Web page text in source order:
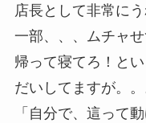
店長として非常に
一部、、、ムチャ
帰って寝てろ！と
だいしてますが。。
「自分で、這って